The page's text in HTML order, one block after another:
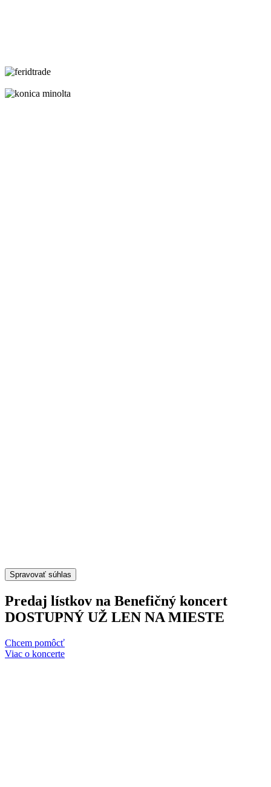
Spravovať súhlas
Predaj lístkov na Benefičný koncert
DOSTUPNÝ UŽ LEN NA MIESTE
Chcem pomôcť
Viac o koncerte